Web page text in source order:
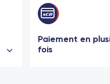
Paiement en
fois